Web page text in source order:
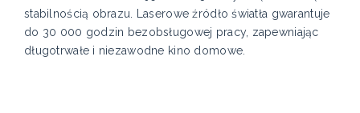
stabilnością obrazu. Laserowe źródło światła gwarantuje
do 30 000 godzin bezobsługowej pracy, zapewniając
długotrwałe i niezawodne kino domowe.